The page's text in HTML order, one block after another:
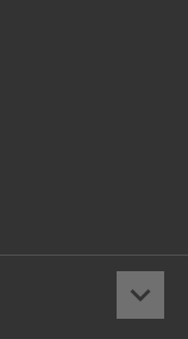
keyboard_arrow_down